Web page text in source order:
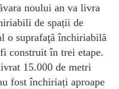
noului an va livra
de spații de
o suprafaţă închiriabilă
construit în trei etape.
15.000 de metri
fost închiriați aproape